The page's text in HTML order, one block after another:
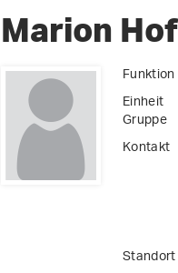
Marion
Funktion
Einheit
Gruppe
Kontakt
Standort